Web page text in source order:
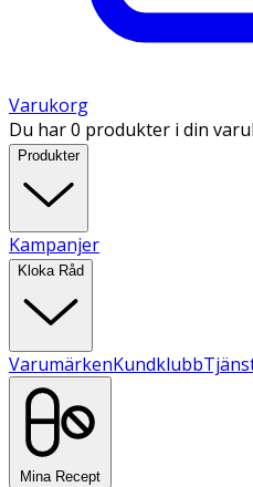
Varukorg
Du har 0 produkter i din
Produkter
Kampanjer
Kloka Råd
VarumärkenKundklubb
Mina Recept